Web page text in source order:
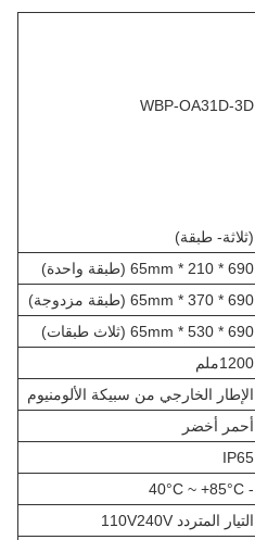
WBP-OA31D-3D
ثلاثة- طبقة)
690 * 210 * 65mm (طبقة واحدة)
690 * 370 * 65mm (طبقة مزدوجة)
690 * 530 * 65mm (ثلاث طبقات)
1200ملم
الإطار الخارجي من سبيكة الألومنيوم
أحمر أخضر
IP65
- 40°C ~ +85°C
التيار المتردد 110V240V